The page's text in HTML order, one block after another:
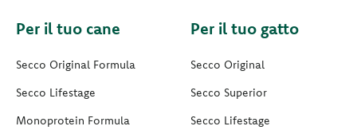
Per il tuo cane
Secco Original Formula
Secco Lifestage
Monoprotein Formula
Per il tuo gatto
Secco Original
Secco Superior
Secco Lifestage